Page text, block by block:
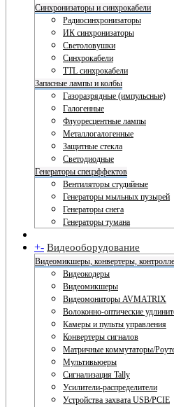
Синхронизаторы и синхрокабели
Радиосинхронизаторы
ИК синхронизаторы
Светоловушки
Синхрокабели
TTL синхрокабели
Запасные лампы и колбы
Газоразрядные (импульсные)
Галогенные
Флуоресцентные лампы
Металлогалогенные
Защитные стекла
Светодиодные
Генераторы спецэффектов
Вентиляторы студийные
Генераторы мыльных пузырей
Генераторы снега
Генераторы тумана
+- Видеооборудование
Видеомикшеры, конвертеры,
Видеокодеры
Видеомикшеры
Видеомониторы AVMATRIX
Волоконно-оптические
Камеры и пульты управления
Конвертеры сигналов
Матричные коммутаторы/
Мультивьюеры
Сигнализация Tally
Усилители-распределители
Устройства захвата USB/PCIE